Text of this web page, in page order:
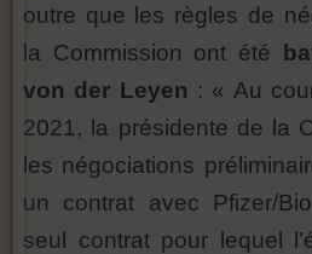
outre que les règles de
la Commission ont été
von der Leyen : « Au
2021, la présidente de la
les négociations
un contrat avec Pfizer/
seul contrat pour lequel